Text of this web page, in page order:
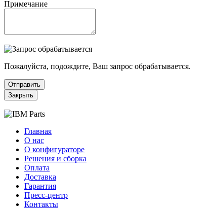
Примечание
Пожалуйста, подождите, Ваш запрос обрабатывается.
Отправить
Закрыть
Главная
О нас
О конфигураторе
Решения и сборка
Оплата
Доставка
Гарантия
Пресс-центр
Контакты